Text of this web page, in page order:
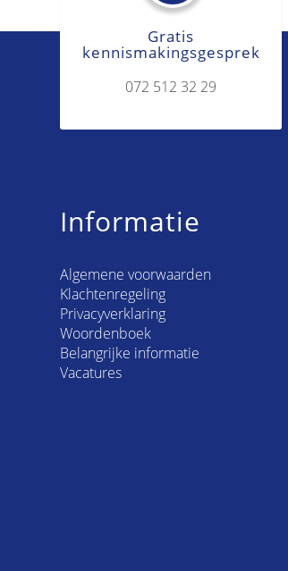
Gratis
kennismakingsgesprek
072 512 32 29
Informatie
Algemene voorwaarden
Klachtenregeling
Privacyverklaring
Woordenboek
Belangrijke informatie
Vacatures